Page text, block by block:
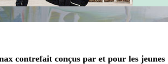
contrefait conçus par et pour les jeunes